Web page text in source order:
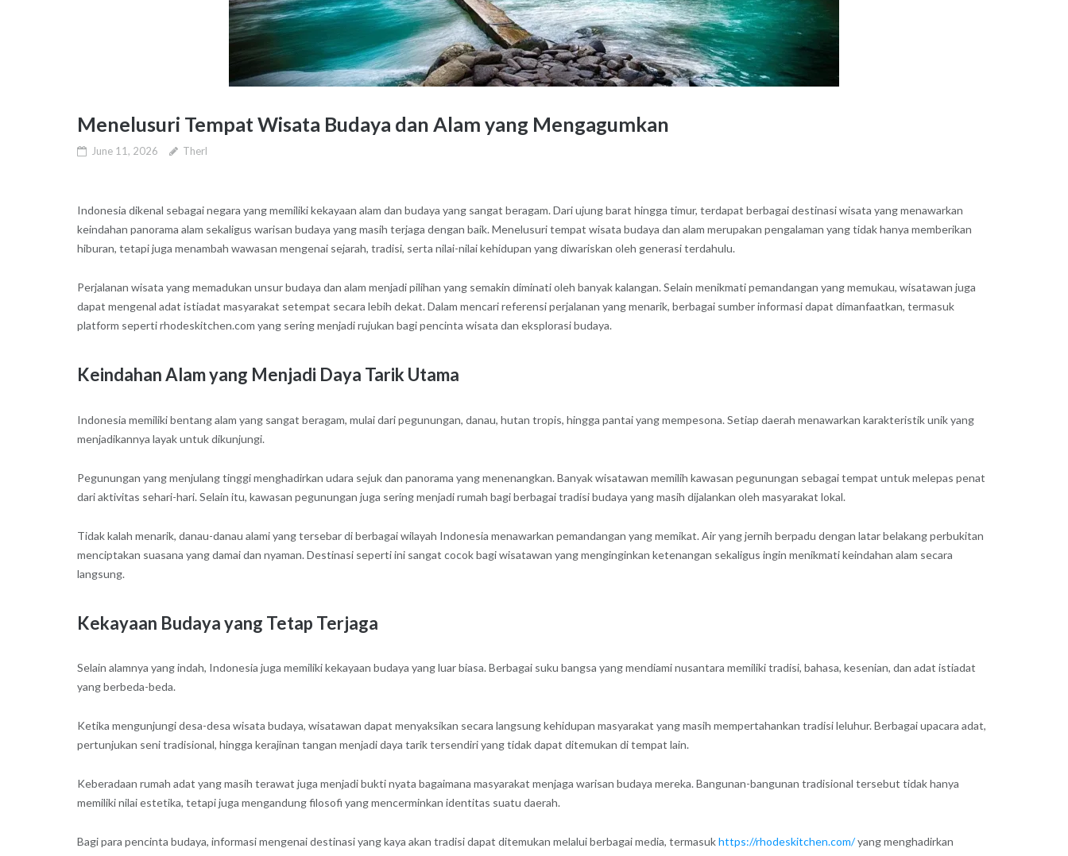
Menelusuri Tempat Wisata Budaya dan Alam yang Mengagumkan
June 11, 2026 Therl
Indonesia dikenal sebagai negara yang memiliki kekayaan alam dan budaya yang sangat beragam. Dari ujung barat hingga timur, terdapat berbagai destinasi wisata yang menawarkan
keindahan panorama alam sekaligus warisan budaya yang masih terjaga dengan baik. Menelusuri tempat wisata budaya dan alam merupakan pengalaman yang tidak hanya memberikan
hiburan, tetapi juga menambah wawasan mengenai sejarah, tradisi, serta nilai-nilai kehidupan yang diwariskan oleh generasi terdahulu.
Perjalanan wisata yang memadukan unsur budaya dan alam menjadi pilihan yang semakin diminati oleh banyak kalangan. Selain menikmati pemandangan yang memukau, wisatawan juga
dapat mengenal adat istiadat masyarakat setempat secara lebih dekat. Dalam mencari referensi perjalanan yang menarik, berbagai sumber informasi dapat dimanfaatkan, termasuk
platform seperti rhodeskitchen.com yang sering menjadi rujukan bagi pencinta wisata dan eksplorasi budaya.
Keindahan Alam yang Menjadi Daya Tarik Utama
Indonesia memiliki bentang alam yang sangat beragam, mulai dari pegunungan, danau, hutan tropis, hingga pantai yang mempesona. Setiap daerah menawarkan karakteristik unik yang
menjadikannya layak untuk dikunjungi.
Pegunungan yang menjulang tinggi menghadirkan udara sejuk dan panorama yang menenangkan. Banyak wisatawan memilih kawasan pegunungan sebagai tempat untuk melepas penat
dari aktivitas sehari-hari. Selain itu, kawasan pegunungan juga sering menjadi rumah bagi berbagai tradisi budaya yang masih dijalankan oleh masyarakat lokal.
Tidak kalah menarik, danau-danau alami yang tersebar di berbagai wilayah Indonesia menawarkan pemandangan yang memikat. Air yang jernih berpadu dengan latar belakang perbukitan
menciptakan suasana yang damai dan nyaman. Destinasi seperti ini sangat cocok bagi wisatawan yang menginginkan ketenangan sekaligus ingin menikmati keindahan alam secara
langsung.
Kekayaan Budaya yang Tetap Terjaga
Selain alamnya yang indah, Indonesia juga memiliki kekayaan budaya yang luar biasa. Berbagai suku bangsa yang mendiami nusantara memiliki tradisi, bahasa, kesenian, dan adat istiadat
yang berbeda-beda.
Ketika mengunjungi desa-desa wisata budaya, wisatawan dapat menyaksikan secara langsung kehidupan masyarakat yang masih mempertahankan tradisi leluhur. Berbagai upacara adat,
pertunjukan seni tradisional, hingga kerajinan tangan menjadi daya tarik tersendiri yang tidak dapat ditemukan di tempat lain.
Keberadaan rumah adat yang masih terawat juga menjadi bukti nyata bagaimana masyarakat menjaga warisan budaya mereka. Bangunan-bangunan tradisional tersebut tidak hanya
memiliki nilai estetika, tetapi juga mengandung filosofi yang mencerminkan identitas suatu daerah.
Bagi para pencinta budaya, informasi mengenai destinasi yang kaya akan tradisi dapat ditemukan melalui berbagai media, termasukhttps://rhodeskitchen.com/yang menghadirkan